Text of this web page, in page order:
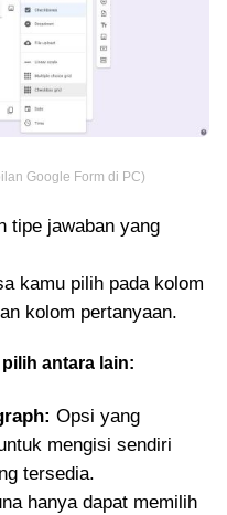
Google Form di PC)
tipe jawaban yang
kamu pilih pada kolom
kolom pertanyaan.
antara lain:
Opsi yang
mengisi sendiri
tersedia.
hanya dapat memilih